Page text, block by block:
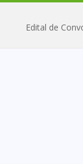
Edital de